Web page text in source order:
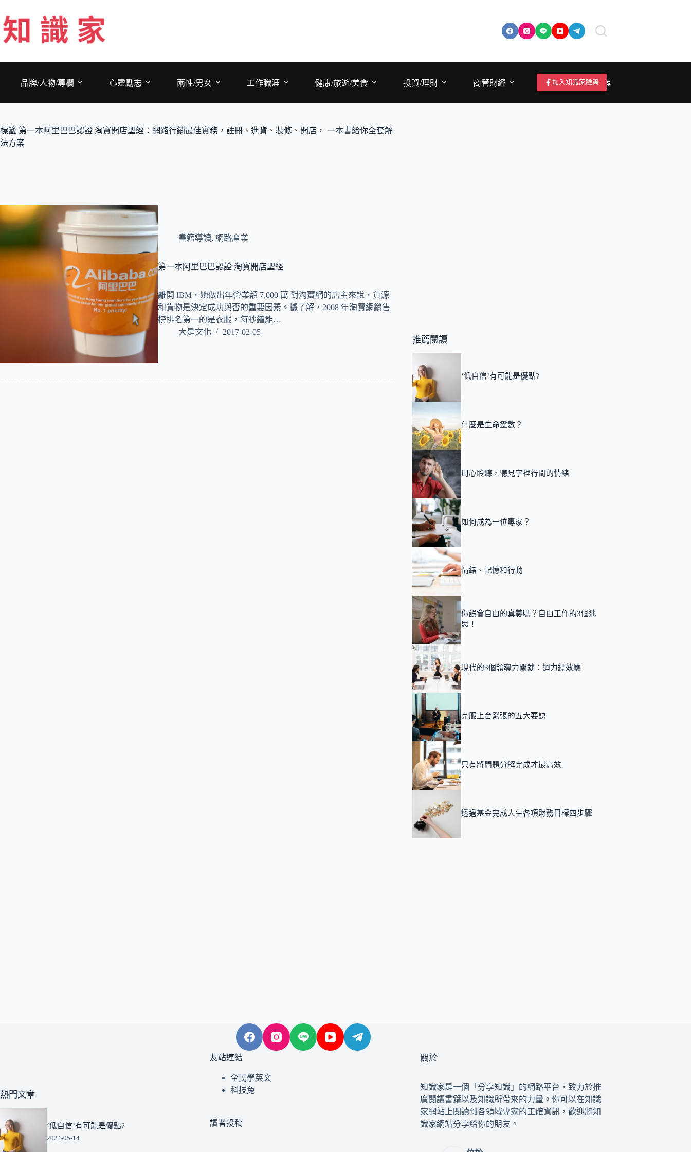
至
主
要
品牌/人物/專欄
心靈勵志 兩性/男女 工作職涯 健康/旅遊/美食 投資/理財 商管財經 成為作者/投稿/提案
加入知識家臉書
標籤 第一本阿里巴巴認證 淘寶開店聖經：網路行銷最佳實務，註冊、進貨、裝修、開店， 一本書給你全套解
決方案
書籍導讀, 網路產業
第一本阿里巴巴認證 淘寶開店聖經
離開 IBM，她做出年營業額 7,000 萬 對淘寶網的店主來說，貨源
和貨物是決定成功與否的重要因素。據了解，2008 年淘寶網銷售
榜排名第一的是衣服，每秒鐘能…
大是文化
2017-02-05
推薦閱讀
‘低自信’有可能是優點?
什麼是生命靈數？
用心聆聽，聽見字裡行間的情緒
如何成為一位專家？
情緒、記憶和行動
你誤會自由的真義嗎？自由工作的3個迷
思！
現代的3個領導力關鍵：迴力鏢效應
克服上台緊張的五大要訣
只有將問題分解完成才最高效
透過基金完成人生各項財務目標四步驟
熱門文章
‘低自信’有可能是優點?
2024-05-14
友站連結
全民學英文
科技兔
讀者投稿
關於
知識家是一個「分享知識」的網路平台，致力於推
廣閱讀書籍以及知識所帶來的力量。你可以在知識
家網站上閱讀到各領域專家的正確資訊，歡迎將知
識家網站分享給你的朋友。